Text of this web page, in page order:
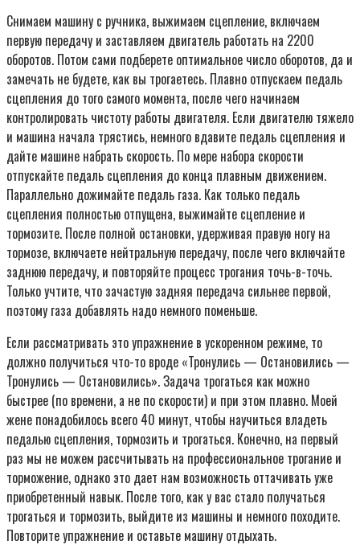
Снимаем машину с ручника, выжимаем сцепление, включаем
первую передачу и заставляем двигатель работать на 2200
оборотов. Потом сами подберете оптимальное число оборотов, да и
замечать не будете, как вы трогаетесь. Плавно отпускаем педаль
сцепления до того самого момента, после чего начинаем
контролировать чистоту работы двигателя. Если двигателю тяжело
и машина начала трястись, немного вдавите педаль сцепления и
дайте машине набрать скорость. По мере набора скорости
отпускайте педаль сцепления до конца плавным движением.
Параллельно дожимайте педаль газа. Как только педаль
сцепления полностью отпущена, выжимайте сцепление и
тормозите. После полной остановки, удерживая правую ногу на
тормозе, включаете нейтральную передачу, после чего включайте
заднюю передачу, и повторяйте процесс трогания точь-в-точь.
Только учтите, что зачастую задняя передача сильнее первой,
поэтому газа добавлять надо немного поменьше.
Если рассматривать это упражнение в ускоренном режиме, то
должно получиться что-то вроде «Тронулись — Остановились —
Тронулись — Остановились». Задача трогаться как можно
быстрее (по времени, а не по скорости) и при этом плавно. Моей
жене понадобилось всего 40 минут, чтобы научиться владеть
педалью сцепления, тормозить и трогаться. Конечно, на первый
раз мы не можем рассчитывать на профессиональное трогание и
торможение, однако это дает нам возможность оттачивать уже
приобретенный навык. После того, как у вас стало получаться
трогаться и тормозить, выйдите из машины и немного походите.
Повторите упражнение и оставьте машину отдыхать.